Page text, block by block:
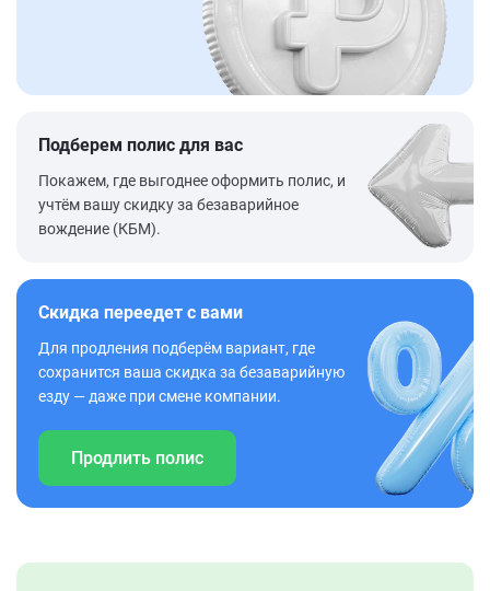
Подберем полис для вас
Покажем, где выгоднее оформить полис, и
учтём вашу скидку за безаварийное
вождение (КБМ).
Скидка переедет с вами
Для продления подберём вариант, где
сохранится ваша скидка за безаварийную
езду — даже при смене компании.
Продлить полис